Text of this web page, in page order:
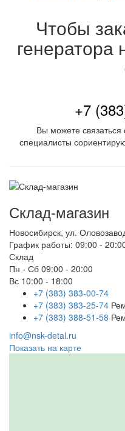
Чтобы
+7
Вы можете
специалисты
Склад-магазин
Новосибирск, ул.
График работы: 09:00 -
Склад
Пн - Сб 09:00 - 20:00
Вс 10:00 - 18:00
+7 (383) 383-00-74
+7 (383) 383-25-74
+7 (383) 388-51-58
info@nsk-detal.ru
Показать на карте